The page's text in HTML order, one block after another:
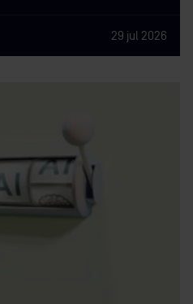
29 jul 2026